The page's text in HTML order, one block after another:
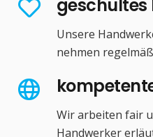
geschultes
Unsere
nehmen
Wir arbeiten fair
Handwerker